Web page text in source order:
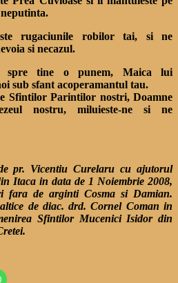
rugaciunile robilor tai, si ne
si necazul.
spre tine o punem, Maica lui
sub sfant acoperamantul tau.
Sfintilor Parintilor nostri, Doamne
nostru, miluieste-ne si ne
pr. Vicentiu Curelaru cu ajutorul
Itaca in data de 1 Noiembrie 2008,
fara de arginti Cosma si Damian.
de diac. drd. Cornel Coman in
Sfintilor Mucenici Isidor din